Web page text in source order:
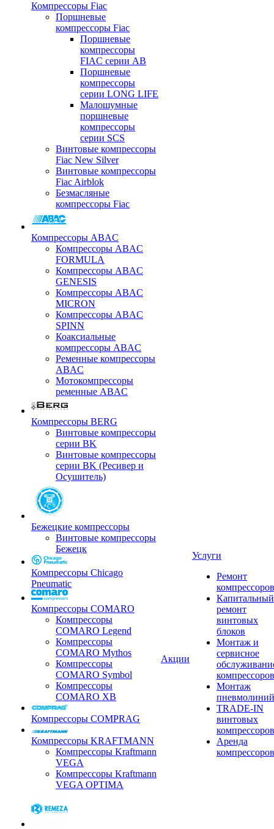
Компрессоры Fiac
Поршневые
компрессоры Fiac
Поршневые
компрессоры
FIAC серии AB
Поршневые
компрессоры
серии LONG LIFE
Малошумные
поршневые
компрессоры
серии SCS
Винтовые компрессоры
Fiac New Silver
Винтовые компрессоры
Fiac Airblok
Безмасляные
компрессоры Fiac
Компрессоры ABAC
Компрессоры ABAC
FORMULA
Компрессоры ABAC
GENESIS
Компрессоры ABAC
MICRON
Компрессоры ABAC
SPINN
Коаксиальные
компрессоры ABAC
Ременные компрессоры
ABAC
Мотокомпрессоры
ременные ABAC
Компрессоры BERG
Винтовые компрессоры
серии BK
Винтовые компрессоры
серии BK (Ресивер и
Осушитель)
Бежецкие компрессоры
Винтовые компрессоры
Бежецк
Компрессоры Chicago
Pneumatic
Компрессоры COMARO
Компрессоры
COMARO Legend
Компрессоры
COMARO Mythos
Компрессоры
COMARO Symbol
Компрессоры
COMARO XB
Компрессоры COMPRAG
Компрессоры KRAFTMANN
Компрессоры Kraftmann
VEGA
Компрессоры Kraftmann
VEGA OPTIMA
Акции
Услуги
Ремонт
компрессоров
Капитальный
ремонт
винтовых
блоков
Монтаж и
сервисное
компрессоров
Монтаж
пневмолиний
TRADE-IN
винтовых
компрессоров
Аренда
компрессоров